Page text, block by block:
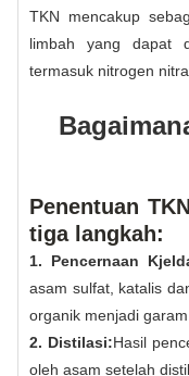
TKN mencakup
limbah yang dapat
termasuk nitrogen
Penentuan
tiga langkah:
1. Pencernaan
asam sulfat, katalis
organik menjadi garam
2. Distilasi:Hasil
oleh asam setelah